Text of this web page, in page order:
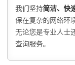
我们坚持简洁、快
保在复杂的网络环
无论您是专业人士
查询服务。